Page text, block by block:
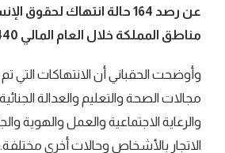
عن رصد 164 حالة انتهاك
‏مناطق المملكة خلال العام المالي 1440-1441هـ.
وأوضحت الحقباني أن الانتهاكات التي
مجالات الصحة والتعليم ‏والعدالة
والرعاية ‏الاجتماعية والعمل والهوية
الاتجار بالأشخاص وحالات أخرى مختلفة.